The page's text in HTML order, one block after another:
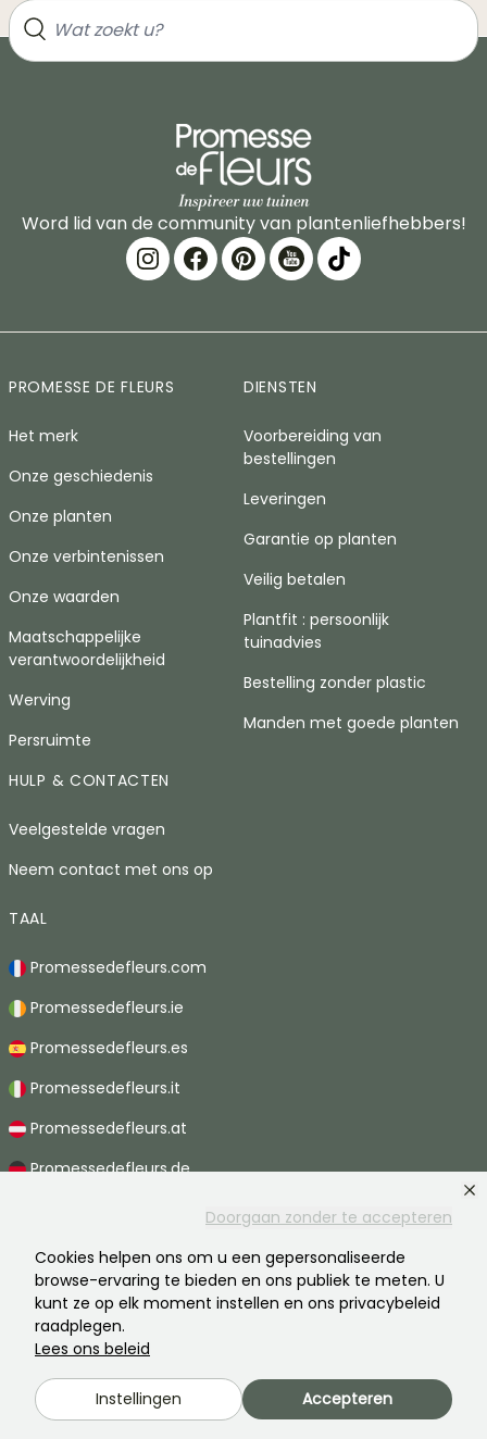
Doorgaan zonder te accepteren
Cookies helpen ons om u een gepersonaliseerde
browse-ervaring te bieden en ons publiek te meten. U
kunt ze op elk moment instellen en ons privacybeleid
raadplegen.
Lees ons beleid
Instellingen Accepteren
Word lid van de community van plantenliefhebbers!
PROMESSE DE FLEURS
Het merk
Onze geschiedenis
Onze planten
Onze verbintenissen
Onze waarden
Maatschappelijke
verantwoordelijkheid
Werving
Persruimte
DIENSTEN
Voorbereiding van
bestellingen
Leveringen
Garantie op planten
Veilig betalen
Plantfit : persoonlijk
tuinadvies
Bestelling zonder plastic
Manden met goede planten
HULP & CONTACTEN
Veelgestelde vragen
Neem contact met ons op
TAAL
Promessedefleurs.com
Promessedefleurs.ie
Promessedefleurs.es
Promessedefleurs.it
Promessedefleurs.at
Promessedefleurs.de
Promessedefleurs.pt
Promessedefleurs.ch
2026 ©Promesse de fleurs - Alle rechten voorbehouden.
Wettelijke vermeldingen
AGB-Privacy